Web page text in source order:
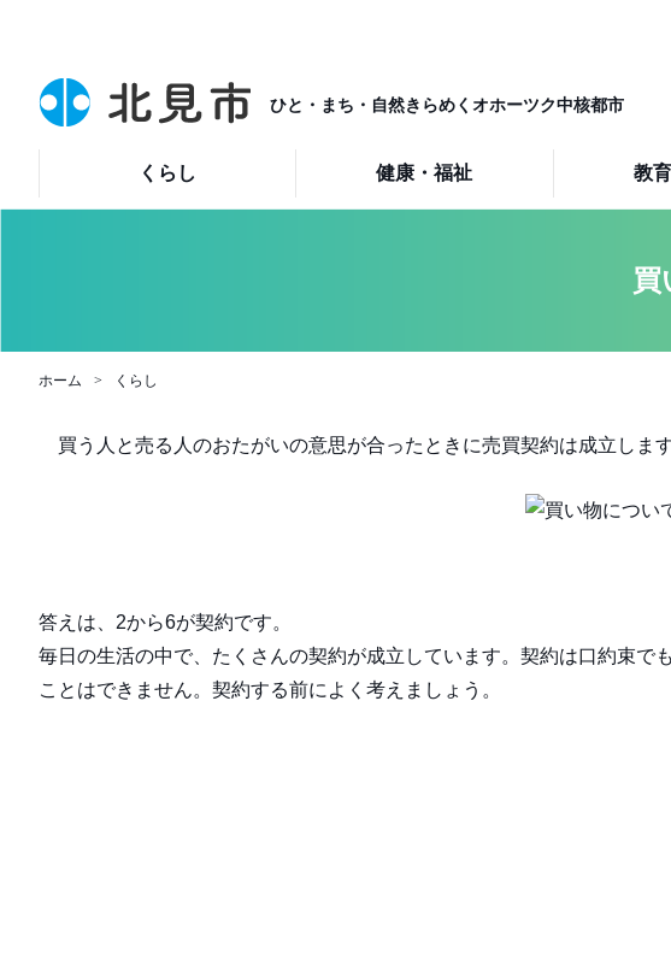
ひと・まち・自然きらめくオホーツク中核都市
くらし 健康・福祉 教
買
ホーム くらし
買う人と売る人のおたがいの意思が合ったときに売買契約は成立しま
答えは、2から6が契約です。
毎日の生活の中で、たくさんの契約が成立しています。契約は口約束
ことはできません。契約する前によく考えましょう。